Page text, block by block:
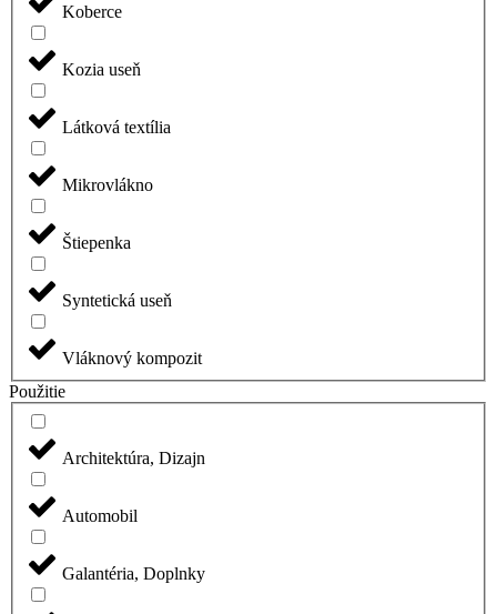
Koberce
Kozia useň
Látková textília
Mikrovlákno
Štiepenka
Syntetická useň
Vláknový kompozit
Použitie
Architektúra, Dizajn
Automobil
Galantéria, Doplnky